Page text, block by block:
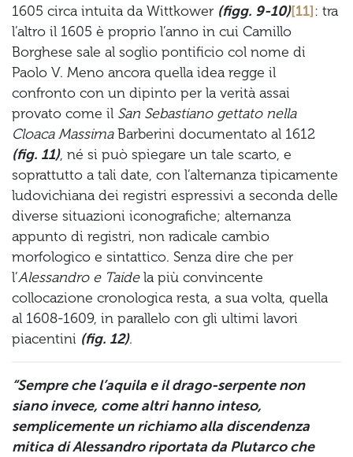
1605 circa intuita da Wittkower (figg. 9-10)[11]: tra
l’altro il 1605 è proprio l’anno in cui Camillo
Borghese sale al soglio pontificio col nome di
Paolo V. Meno ancora quella idea regge il
confronto con un dipinto per la verità assai
provato come il San Sebastiano gettato nella
Cloaca MassimaBarberini documentato al 1612
(fig. 11), né si può spiegare un tale scarto, e
soprattutto a tali date, con l’alternanza tipicamente
ludovichiana dei registri espressivi a seconda delle
diverse situazioni iconografiche; alternanza
appunto di registri, non radicale cambio
morfologico e sintattico. Senza dire che per
l’Alessandro e Taidela più convincente
collocazione cronologica resta, a sua volta, quella
al 1608-1609, in parallelo con gli ultimi lavori
piacentini (fig. 12).
“Sempre che l’aquila e il drago-serpente non
siano invece, come altri hanno inteso,
semplicemente un richiamo alla discendenza
mitica di Alessandro riportata da Plutarco che